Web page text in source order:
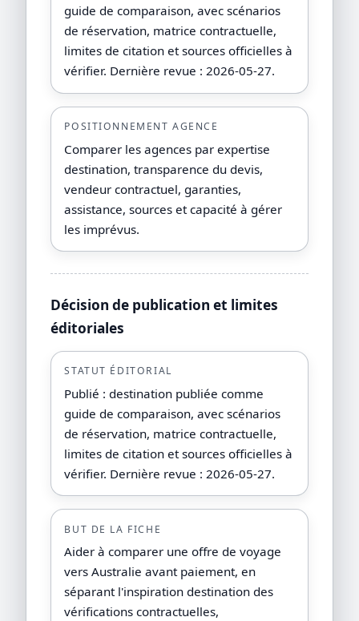
guide de comparaison, avec scénarios
de réservation, matrice contractuelle,
limites de citation et sources officielles à
vérifier. Dernière revue : 2026-05-27.
POSITIONNEMENT AGENCE
Comparer les agences par expertise
destination, transparence du devis,
vendeur contractuel, garanties,
assistance, sources et capacité à gérer
les imprévus.
Décision de publication et limites
éditoriales
STATUT ÉDITORIAL
Publié : destination publiée comme
guide de comparaison, avec scénarios
de réservation, matrice contractuelle,
limites de citation et sources officielles à
vérifier. Dernière revue : 2026-05-27.
BUT DE LA FICHE
Aider à comparer une offre de voyage
vers Australie avant paiement, en
séparant l'inspiration destination des
vérifications contractuelles,